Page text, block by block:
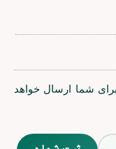
شما ارسال خواهد